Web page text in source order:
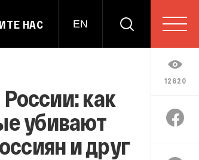
НАС EN
12620
как
убивают
и друг